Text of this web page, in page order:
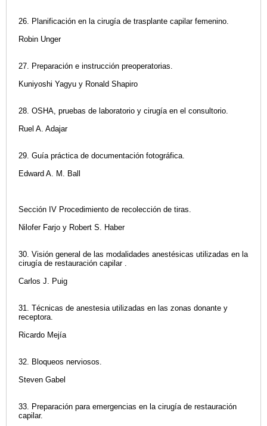
26. Planificación en la cirugía de trasplante capilar femenino.
Robin Unger
27. Preparación e instrucción preoperatorias.
Kuniyoshi Yagyu y Ronald Shapiro
28. OSHA, pruebas de laboratorio y cirugía en el consultorio.
Ruel A. Adajar
29. Guía práctica de documentación fotográfica.
Edward A. M. Ball
Sección IV Procedimiento de recolección de tiras.
Nilofer Farjo y Robert S. Haber
30. Visión general de las modalidades anestésicas utilizadas en la
cirugía de restauración capilar .
Carlos J. Puig
31. Técnicas de anestesia utilizadas en las zonas donante y
receptora.
Ricardo Mejía
32. Bloqueos nerviosos.
Steven Gabel
33. Preparación para emergencias en la cirugía de restauración
capilar.